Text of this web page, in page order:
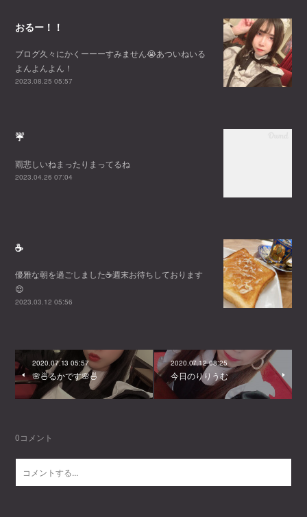
おるー！！
ブログ久々にかくーーーすみません😭あついねいる
よんよんよん！
2023.08.25 05:57
☔
雨悲しいねまったりまってるね
2023.04.26 07:04
☕️
優雅な朝を過ごしました☕️週末お待ちしております
😌
2023.03.12 05:56
2020.07.13 05:57
🌸🍜るかです🌸🍜
2020.07.12 08:25
今日のりりうむ
0コメント